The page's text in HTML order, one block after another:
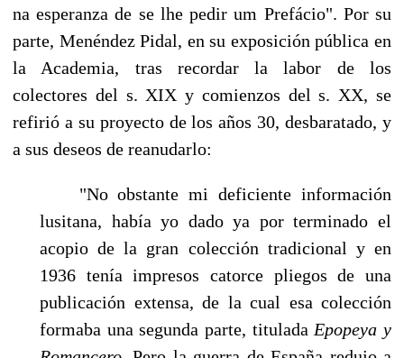
na esperanza de se lhe pedir um Prefácio". Por su
parte, Menéndez Pidal, en su exposición pública en
la Academia, tras recordar la la­bor de los
colectores del s. XIX y comienzos del s. XX, se
refirió a su proyecto de los años 30, desbaratado, y
a sus deseos de reanudarlo:
"No obstante mi deficiente información
lusitana, había yo dado ya por terminado el
aco­pio de la gran colección tradicional y en
1936 tenía impresos catorce pliegos de una
publica­ción extensa, de la cual esa colección
formaba una segunda parte, titulada Epopeya y